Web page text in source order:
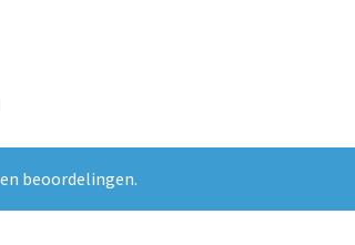
beoordelingen.